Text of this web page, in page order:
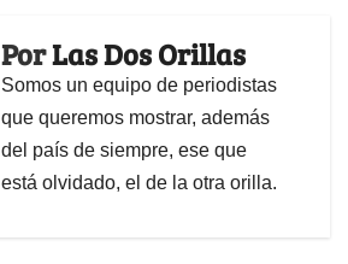
PorLas Dos Orillas
Somos un equipo de periodistas
que queremos mostrar, además
del país de siempre, ese que
está olvidado, el de la otra orilla.